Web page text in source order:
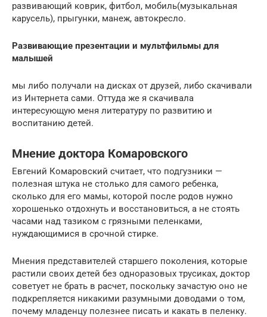
развивающий коврик, фитбол, мобиль(музыкальная
карусель), прыгунки, манеж, автокресло.
Развивающие презентации и мультфильмы для
малышей
мы либо получали на дисках от друзей, либо скачивали
из Интернета сами. Оттуда же я скачивала
интересующую меня литературу по развитию и
воспитанию детей.
Мнение доктора Комаровского
Евгений Комаровский считает, что подгузники —
полезная штука не столько для самого ребенка,
сколько для его мамы, которой после родов нужно
хорошенько отдохнуть и восстановиться, а не стоять
часами над тазиком с грязными пеленками,
нуждающимися в срочной стирке.
Мнения представителей старшего поколения, которые
растили своих детей без одноразовых трусиках, доктор
советует не брать в расчет, поскольку зачастую оно не
подкрепляется никакими разумными доводами о том,
почему младенцу полезнее писать и какать в пеленку.